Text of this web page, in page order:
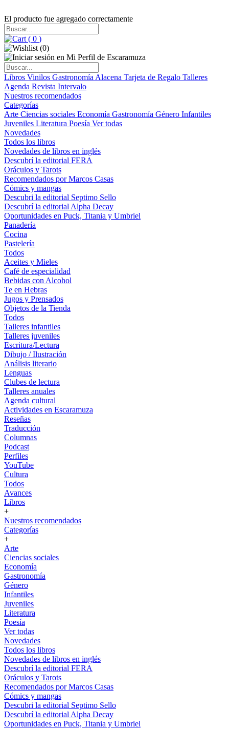
El producto fue agregado correctamente
( 0 )
(0)
Libros Vinilos Gastronomía Alacena Tarjeta de Regalo Talleres
Agenda Revista Intervalo
Nuestros recomendados
Categorías
Arte Ciencias sociales Economía Gastronomía Género Infantiles
Juveniles Literatura Poesía Ver todas
Novedades
Todos los libros
Novedades de libros en inglés
Descubrí la editorial FERA
Oráculos y Tarots
Recomendados por Marcos Casas
Cómics y mangas
Descubri la editorial Septimo Sello
Descubrí la editorial Alpha Decay
Oportunidades en Puck, Titania y Umbriel
Panadería
Cocina
Pastelería
Todos
Aceites y Mieles
Café de especialidad
Bebidas con Alcohol
Te en Hebras
Jugos y Prensados
Objetos de la Tienda
Todos
Talleres infantiles
Talleres juveniles
Escritura/Lectura
Dibujo / Ilustración
Análisis literario
Lenguas
Clubes de lectura
Talleres anuales
Agenda cultural
Actividades en Escaramuza
Reseñas
Traducción
Columnas
Podcast
Perfiles
YouTube
Cultura
Todos
Avances
Libros
+
Nuestros recomendados
Categorías
+
Arte
Ciencias sociales
Economía
Gastronomía
Género
Infantiles
Juveniles
Literatura
Poesía
Ver todas
Novedades
Todos los libros
Novedades de libros en inglés
Descubrí la editorial FERA
Oráculos y Tarots
Recomendados por Marcos Casas
Cómics y mangas
Descubri la editorial Septimo Sello
Descubrí la editorial Alpha Decay
Oportunidades en Puck, Titania y Umbriel